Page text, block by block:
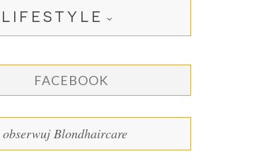
LIFESTYLE
FACEBOOK
obserwuj Blondhaircare